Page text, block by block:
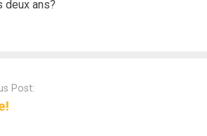
deux ans?
Post: